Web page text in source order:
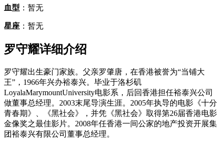
血型 ：暂无
星座 ：暂无
罗守耀详细介绍
罗守耀出生豪门家族。父亲罗肇唐，在香港被誉为“当铺大
王”，1966年兴办裕泰兴。毕业于洛杉矶
LoyalaMarymountUniversity电影系，后回香港担任裕泰兴公司
做董事总经理。2003末尾导演生涯。2005年执导的电影《十分
青春期》、《黑社会》，并凭《黑社会》取得第26届香港电影
金像奖之最佳影片。2008年任香港一间公家的地产投资开展集
团裕泰兴有限公司董事总经理。